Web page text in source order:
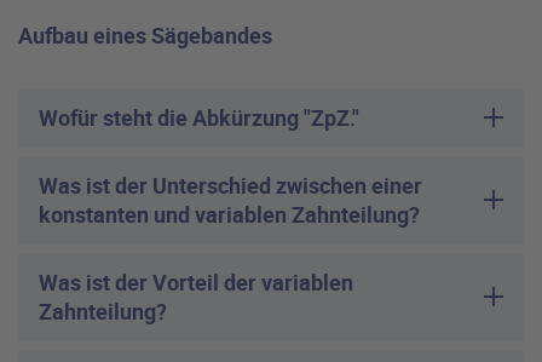
Aufbau eines Sägebandes
Wofür steht die Abkürzung "ZpZ."
Was ist der Unterschied zwischen einer
konstanten und variablen Zahnteilung?
Was ist der Vorteil der variablen
Zahnteilung?